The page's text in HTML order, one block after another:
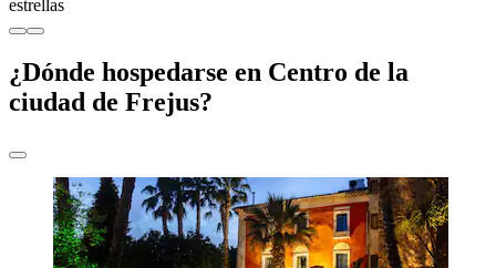
estrellas
¿Dónde hospedarse en Centro de la
ciudad de Frejus?